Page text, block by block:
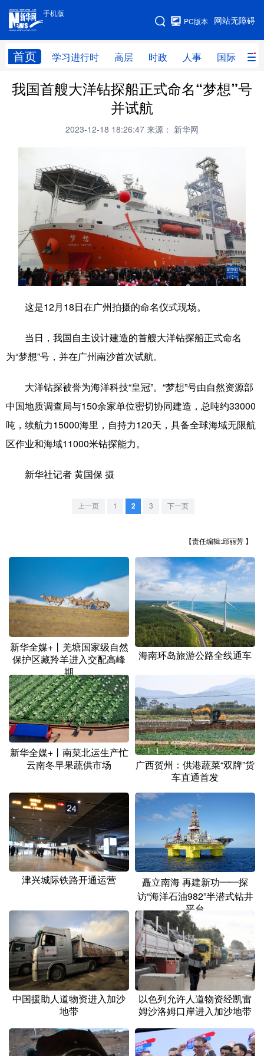
手机版
网站无障碍
PC版本
首页 学习进行时 高层 时政 人事 国际 财
手机版
网站地图
学习进行时 高层 时政 人事
体育
文化 书画 军事
访谈 视频 图片 政务
法律 中央文件 金融 汽车
食品 人居 信息化 数字经济
学术中国 乡村振兴 银龄 溯源中国
城市 旅游 能源
彩票 娱乐 时尚 悦读
公益 一带一路 亚太网
文化产业
地方频道
辽宁 吉林
安徽 福建
贵州 云南 西藏
陕西 甘肃 青海 宁夏
新疆 内蒙古 黑龙江
多语种频道
English Español Français عربى
Русский язык 日本語 한국어
Deutsch Português
我国首艘大洋钻探船正式命名“梦想”号
并试航
2023-12-18 18:26:47 来源： 新华网
这是12月18日在广州拍摄的命名仪式现场。
当日，我国自主设计建造的首艘大洋钻探船正式命名
为“梦想”号，并在广州南沙首次试航。
大洋钻探被誉为海洋科技“皇冠”。“梦想”号由自然资源部
中国地质调查局与150余家单位密切协同建造，总吨约33000
吨，续航力15000海里，自持力120天，具备全球海域无限航
区作业和海域11000米钻探能力。
新华社记者 黄国保 摄
上一页 1 2 3 下一页
【责任编辑:邱丽芳 】
新华全媒+丨羌塘国家级自然
保护区藏羚羊进入交配高峰
期
海南环岛旅游公路全线通车
新华全媒+丨南菜北运生产忙
云南冬早果蔬供市场
广西贺州：供港蔬菜“双牌”货
车直通首发
津兴城际铁路开通运营
矗立南海 再建新功——探
访“海洋石油982”半潜式钻井
平台
中国援助人道物资进入加沙
地带
以色列允许人道物资经凯雷
姆沙洛姆口岸进入加沙地带